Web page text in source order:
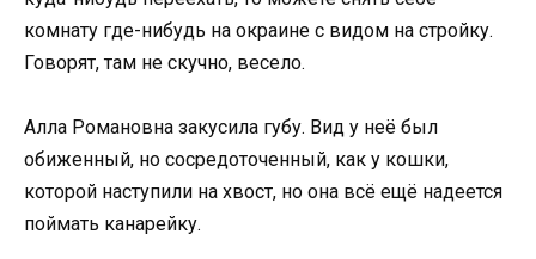
комнату где-нибудь на окраине с видом на стройку.
Говорят, там не скучно, весело.
Алла Романовна закусила губу. Вид у неё был
обиженный, но сосредоточенный, как у кошки,
которой наступили на хвост, но она всё ещё надеется
поймать канарейку.